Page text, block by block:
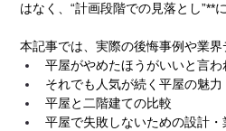
はなく、“計画段階での見落とし”**
本記事では、実際の後悔事例や業界
平屋がやめたほうがいいと言
それでも人気が続く平屋の魅力
平屋と二階建ての比較
平屋で失敗しないための設計・